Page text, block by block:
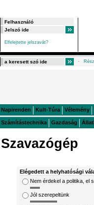
Elfelejtette jelszavát?
Napirenden Kult-Túra Vélemény
Számítástechnika Gazdaság
Szavazógép
Elégedett a helyhatósági
Nem érdekel a politika, el
Jól szerepeltünk